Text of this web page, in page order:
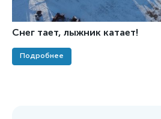
Снег тает, лыжник катает!
Подробнее